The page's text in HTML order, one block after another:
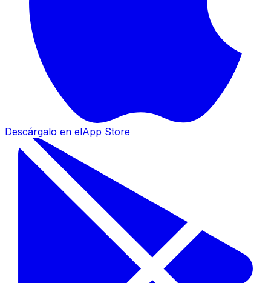
Descárgalo en elApp Store